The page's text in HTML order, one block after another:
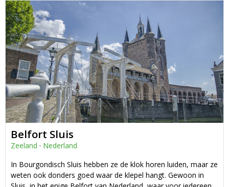
Belfort Sluis
Zeeland · Nederland
In Bourgondisch Sluis hebben ze de klok horen luiden, maar ze
weten ook donders goed waar de klepel hangt. Gewoon in